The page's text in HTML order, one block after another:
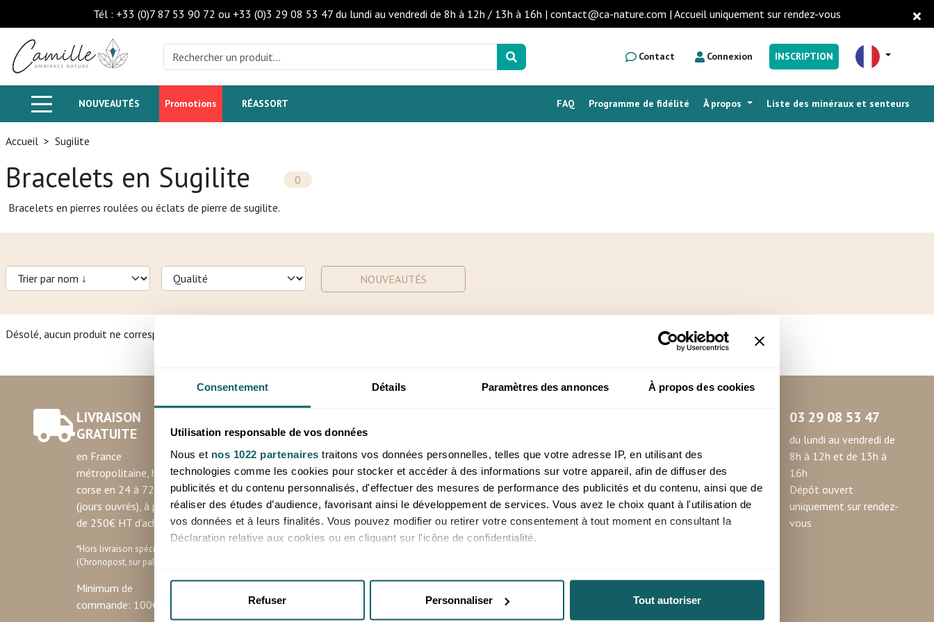
Consentement Détails Paramètres des annonces À propos des cookies
Utilisation responsable de vos données
Nous et nos 1022 partenaires traitons vos données personnelles, telles que votre adresse IP, en utilisant des
technologies comme les cookies pour stocker et accéder à des informations sur votre appareil, afin de diffuser des
publicités et du contenu personnalisés, d'effectuer des mesures de performance des publicités et du contenu, ainsi que de
réaliser des études d’audience, favorisant ainsi le développement de services. Vous avez le choix quant à l'utilisation de
vos données et à leurs finalités. Vous pouvez modifier ou retirer votre consentement à tout moment en consultant la
Déclaration relative aux cookies ou en cliquant sur l'icône de confidentialité.
Identifier votre appareil en l'analysant activement pour en relever les caractéristiques spécifiques (empreintes
Refuser Personnaliser Tout autoriser
Tél : +33 (0)7 87 53 90 72 ou +33 (0)3 29 08 53 47 du lundi au vendredi de 8h à 12h / 13h à 16h | contact@ca-nature.com | Accueil uniquement sur rendez-vous
Contact Connexion INSCRIPTION
NOUVEAUTÉS Promotions RÉASSORT Liste des minéraux et senteurs
À propos
Programme de fidélité
FAQ
Accueil > Sugilite
Bracelets en Sugilite
0
Bracelets en pierres roulées ou éclats de pierre de sugilite.
NOUVEAUTÉS
Désolé, aucun produit ne correspond à votre demande.
LIVRAISON
GRATUITE
en France
métropolitaine, hors
corse en 24 à 72h
(jours ouvrés), à partir
de 250€ HT d'achat
*Hors livraison spéciale
(Chronopost, sur palette)
Minimum de
commande: 100€ HT
OFFERTS
sur votre première
commande avec notre
étiquette de retour
prépayée
Achetez vos produits
en toute sécurité avec
SystemPay, la solution
de la Banque Populaire
03 29 08 53 47
du lundi au vendredi de
8h à 12h et de 13h à
16h
Dépôt ouvert
uniquement sur rendez-
vous